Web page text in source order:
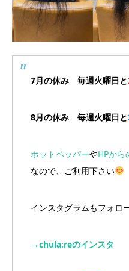
7月の休み 毎週火曜日と
8月の休み 毎週火曜日と
ホットペッパーやHPから
なので、ご利用下さい
インスタグラムもフォロ
→chula:reのインスタ